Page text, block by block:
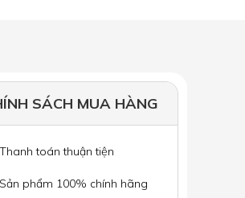
SÁCH MUA HÀNG
Thanh toán thuận tiện
Sản phẩm 100% chính hãng